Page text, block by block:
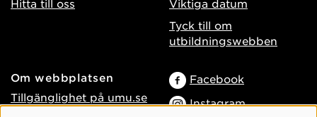
Hitta till oss
Viktiga datum
Tyck till om
utbildningswebben
Om webbplatsen
Tillgänglighet på umu.se
Facebook
Instagram